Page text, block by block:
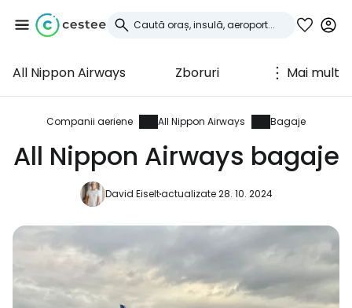
All Nippon Airways Zboruri Mai mult
Companii aeriene All Nippon Airways Bagaje
All Nippon Airways bagaje
David Eiseltactualizate 28. 10. 2024
Conectați-vă la
Cestee
... comunitatea mondială a călătorilor
Continuați cu Facebook